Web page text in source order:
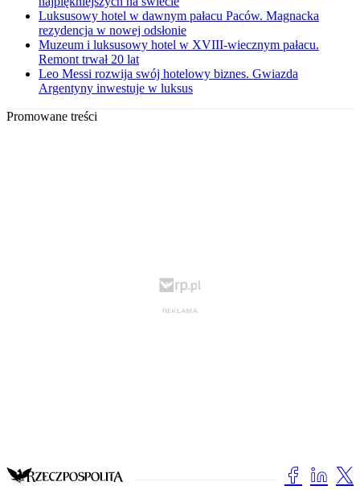
Luksusowy hotel w dawnym pałacu Paców. Magnacka
rezydencja w nowej odsłonie
Muzeum i luksusowy hotel w XVIII-wiecznym pałacu.
Remont trwał 20 lat
Leo Messi rozwija swój hotelowy biznes. Gwiazda
Argentyny inwestuje w luksus
Promowane treści